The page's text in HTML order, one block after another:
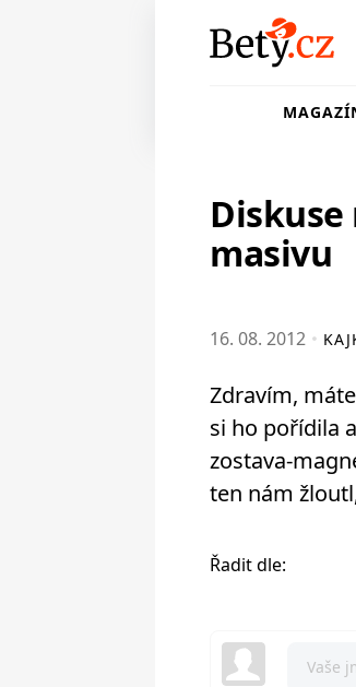
masivu
16. 08. 2012
Zdravím,
si ho pořídila
zostava-
ten nám
Řadit dle: